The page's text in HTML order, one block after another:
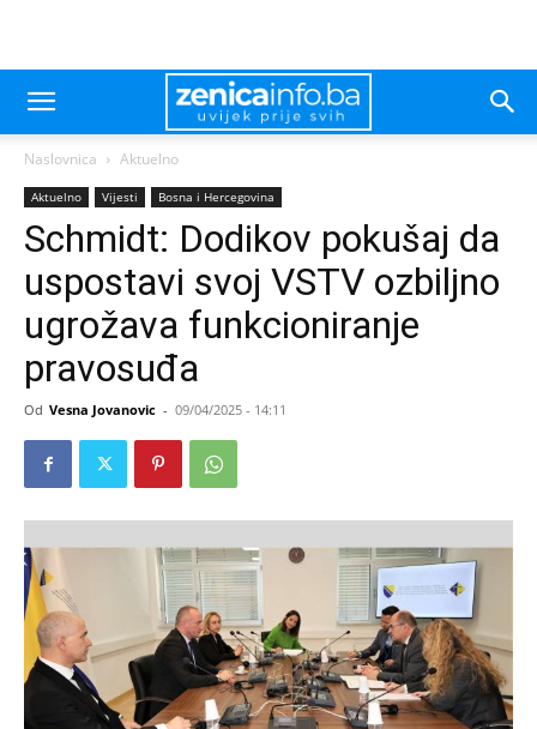
Naslovnica Aktuelno
Aktuelno Vijesti Bosna i Hercegovina
Schmidt: Dodikov pokušaj da
uspostavi svoj VSTV ozbiljno
ugrožava funkcioniranje
pravosuđa
Od Vesna Jovanovic - 09/04/2025 - 14:11